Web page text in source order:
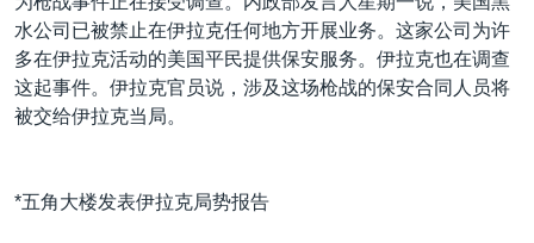
关注新疆
GEN Z 看美国
水公司已被禁止在伊拉克任何地方开展业务。这家公司为许
多在伊拉克活动的美国平民提供保安服务。伊拉克也在调查
这起事件。伊拉克官员说，涉及这场枪战的保安合同人员将
被交给伊拉克当局。
*五角大楼发表伊拉克局势报告